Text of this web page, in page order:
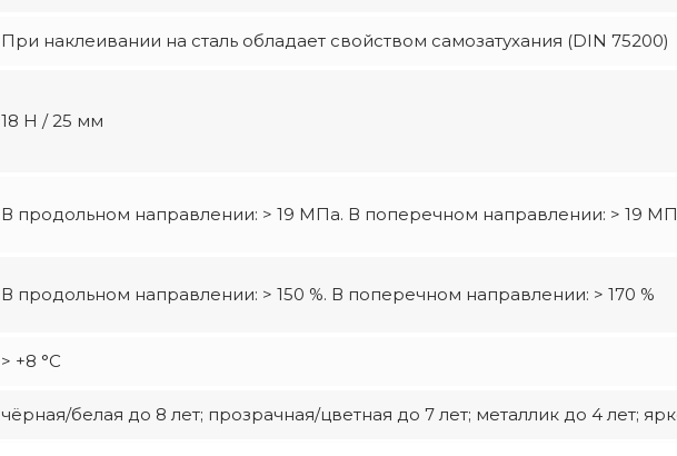
При наклеивании на сталь обладает свойством самозатухания (DIN 75200)
18 Н / 25 мм
В продольном направлении: > 19 МПа. В поперечном направлении: > 19
В продольном направлении: > 150 %. В поперечном направлении: > 170 %
> +8 °C
чёрная/белая до 8 лет; прозрачная/цветная до 7 лет; металлик до 4 лет;